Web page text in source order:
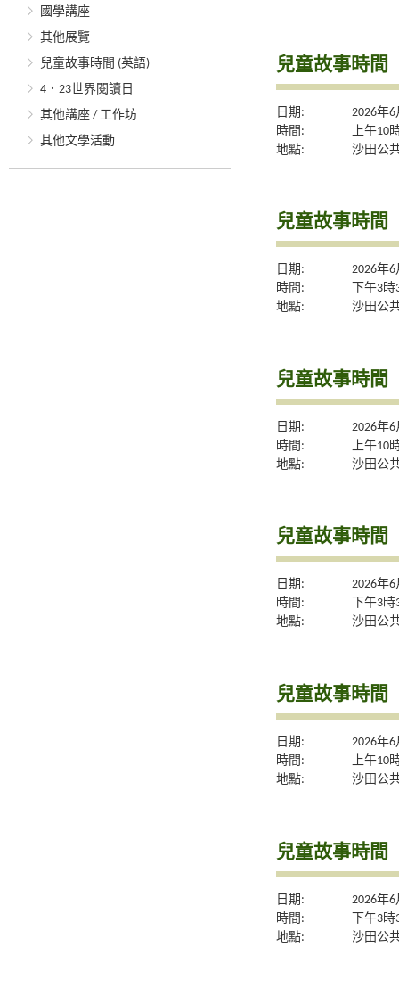
國學講座
其他展覽
兒童故事時間 (英語)
4．23世界閱讀日
其他講座 / 工作坊
其他文學活動
兒童故事時間
日期:
2026年
時間:
上午10
地點:
沙田公
兒童故事時間
日期:
2026年
時間:
下午3
地點:
沙田公
兒童故事時間
日期:
2026年
時間:
上午10
地點:
沙田公
兒童故事時間
日期:
2026年
時間:
下午3
地點:
沙田公
兒童故事時間
日期:
2026年
時間:
上午10
地點:
沙田公
兒童故事時間
日期:
2026年
時間:
下午3
地點:
沙田公